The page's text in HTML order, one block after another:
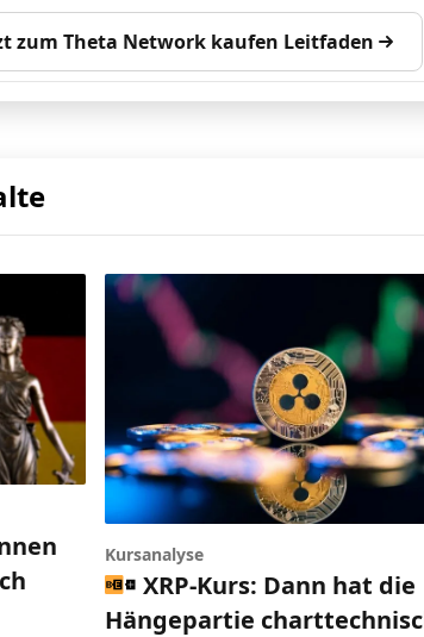
zum Theta Network kaufen Leitfaden
Kursanalyse
XRP-Kurs: Dann hat die
Hängepartie